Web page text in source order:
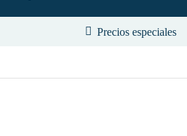
Precios especiales